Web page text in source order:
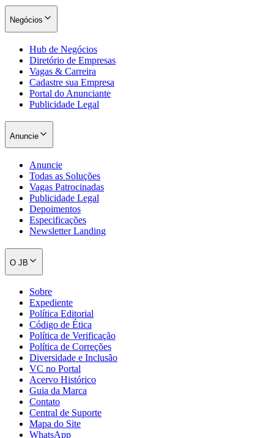
Santos
Negócios
Hub de Negócios
Diretório de Empresas
Vagas & Carreira
Cadastre sua Empresa
Portal do Anunciante
Publicidade Legal
Anuncie
Anuncie
Todas as Soluções
Vagas Patrocinadas
Publicidade Legal
Depoimentos
Especificações
Newsletter Landing
O JB
Sobre
Expediente
Política Editorial
Código de Ética
Política de Verificação
Política de Correções
Diversidade e Inclusão
VC no Portal
Acervo Histórico
Guia da Marca
Contato
Central de Suporte
Mapa do Site
WhatsApp